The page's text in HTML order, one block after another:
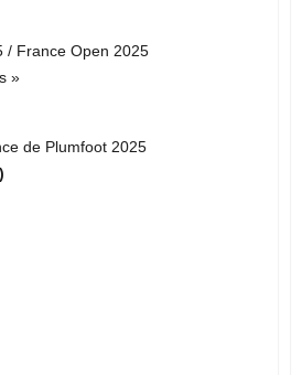
/ France Open 2025
»
de Plumfoot 2025